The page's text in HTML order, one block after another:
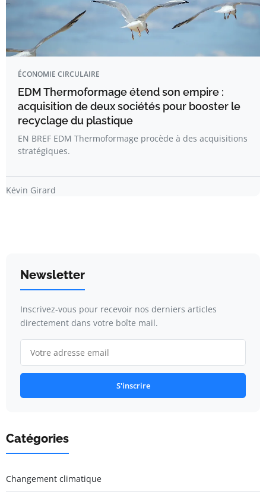
ÉCONOMIE CIRCULAIRE
EDM Thermoformage étend son empire :
acquisition de deux sociétés pour booster le
recyclage du plastique
EN BREF EDM Thermoformage procède à des acquisitions
stratégiques.
Kévin Girard
Newsletter
Inscrivez-vous pour recevoir nos derniers articles
directement dans votre boîte mail.
S'inscrire
Catégories
Changement climatique